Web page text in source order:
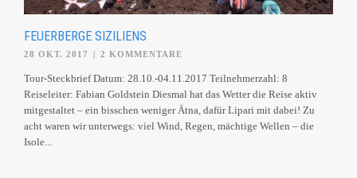
FEUERBERGE SIZILIENS
28 OKT. 2017 | 2 KOMMENTARE
Tour-Steckbrief Datum: 28.10.-04.11.2017 Teilnehmerzahl: 8
Reiseleiter: Fabian Goldstein Diesmal hat das Wetter die Reise aktiv
mitgestaltet – ein bisschen weniger Ätna, dafür Lipari mit dabei! Zu
acht waren wir unterwegs: viel Wind, Regen, mächtige Wellen – die
Isole...